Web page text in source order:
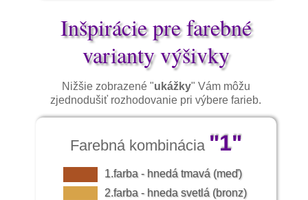
Inšpirácie pre farebné
varianty výšivky
Nižšie zobrazené "ukážky" Vám môžu
zjednodušiť rozhodovanie pri výbere farieb.
Farebná kombinácia "1"
1.farba - hnedá tmavá (meď)
2.farba - hneda svetlá (bronz)